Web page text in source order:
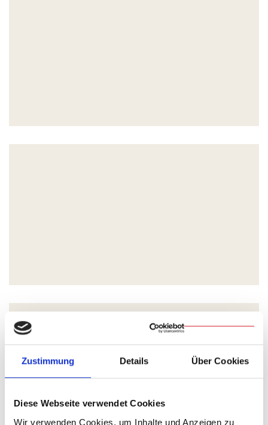
Zustimmung Details Über Cookies
Diese Webseite verwendet Cookies
Wir verwenden Cookies, um Inhalte und Anzeigen zu